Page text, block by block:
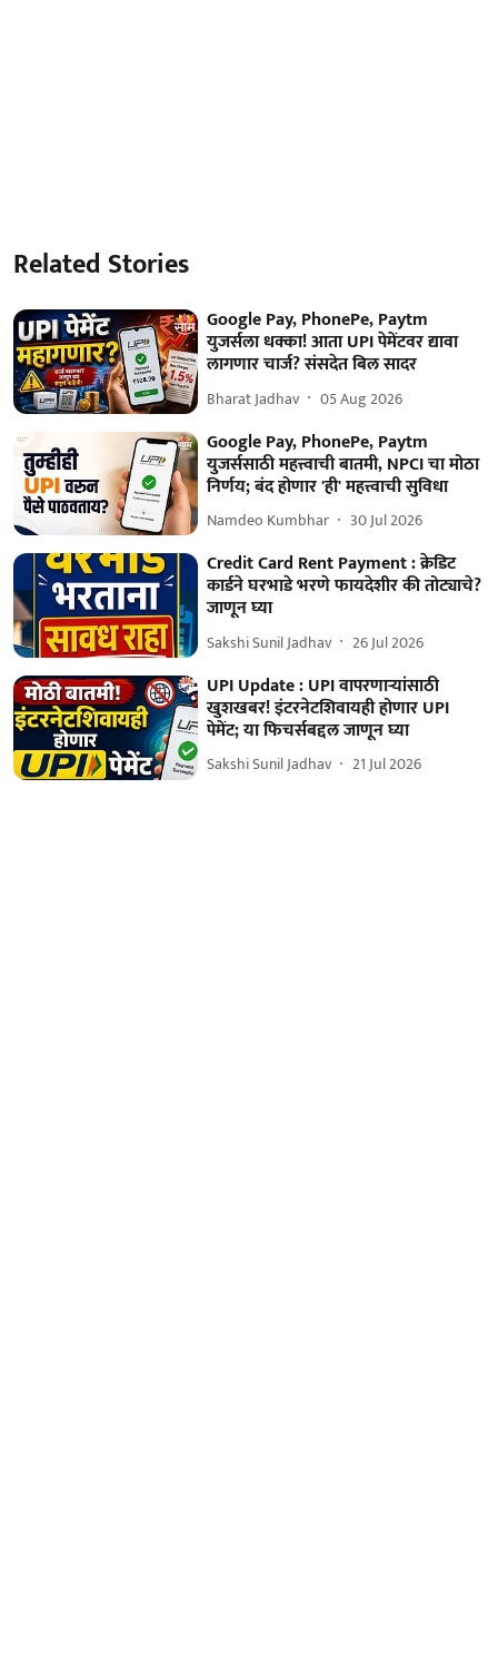
Related Stories
Google Pay, PhonePe, Paytm
युजर्सला धक्का! आता UPI पेमेंटवर द्यावा
लागणार चार्ज? संसदेत बिल सादर
Bharat Jadhav 05 Aug 2026
Google Pay, PhonePe, Paytm
युजर्ससाठी महत्त्वाची बातमी, NPCI चा मोठा
निर्णय; बंद होणार 'ही' महत्त्वाची सुविधा
Namdeo Kumbhar 30 Jul 2026
Credit Card Rent Payment : क्रेडिट
कार्डने घरभाडे भरणे फायदेशीर की तोट्याचे?
जाणून घ्या
Sakshi Sunil Jadhav 26 Jul 2026
UPI Update : UPI वापरणाऱ्यांसाठी
खुशखबर! इंटरनेटशिवायही होणार UPI
पेमेंट; या फिचर्सबद्दल जाणून घ्या
Sakshi Sunil Jadhav 21 Jul 2026